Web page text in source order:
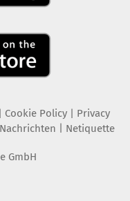
Cookie Policy| Privacy
Netiquette
GmbH